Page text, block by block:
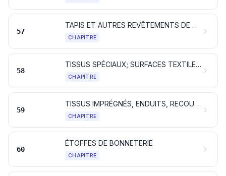
57
TAPIS ET AUTRES REVÊTEMENTS DE SOL EN MATIÈRES TEXTILES
CHAPITRE
58
TISSUS SPÉCIAUX; SURFACES TEXTILES TOUFFETÉES; DENTELLES; TAPISSERIES; PASSEMENTERIES; BRODERIES
CHAPITRE
59
TISSUS IMPRÉGNÉS, ENDUITS, RECOUVERTS OU STRATIFIÉS; ARTICLES TECHNIQUES EN MATIÈRES TEXTILES
CHAPITRE
60
ÉTOFFES DE BONNETERIE
CHAPITRE